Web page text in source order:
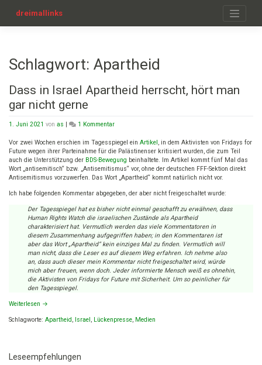
dreimallinks
Schlagwort: Apartheid
Dass in Israel Apartheid herrscht, hört man
gar nicht gerne
1. Juni 2021 von as 1 Kommentarzu
in
Israel
Apartheid
herrscht,
hört
gar
gerne
Vor zwei Wochen erschien im Tagesspiegel ein Artikel, in dem Aktivisten von Fridays for
Future wegen ihrer Parteinahme für die Palästinenser kritisiert wurden, die zum Teil
auch die Unterstützung der BDS-Bewegung beinhaltete. Im Artikel kommt fünf Mal das
Wort „antisemitisch“ bzw. „Antisemitismus“ vor, ohne der deutschen FFF-Sektion direkt
Antisemitismus vorzuwerfen. Das Wort „Apartheid“ kommt natürlich nicht vor.
Ich habe folgenden Kommentar abgegeben, der aber nicht freigeschaltet wurde:
Der Tagesspiegel hat es bisher nicht einmal geschafft zu erwähnen, dass
Human Rights Watch die israelischen Zustände als Apartheid
charakterisiert hat. Vermutlich werden das viele Kommentatoren in
diesem Zusammenhang aufgegriffen haben; in den Kommentaren ist
aber das Wort „Apartheid“ kein einziges Mal zu finden. Vermutlich will
man nicht, dass die Leser es auf diesem Weg erfahren. Ich nehme also
an, dass auch dieser mein Kommentar nicht freigeschaltet wird, würde
mich aber freuen, wenn doch. Jeder informierte Mensch weiß es ohnehin,
die Aktivisten von Fridays for Future mit Sicherheit. Um so peinlicher für
den Tagesspiegel.
Weiterlesen →
Schlagworte: Apartheid, Israel, Lückenpresse, Medien
Leseempfehlungen